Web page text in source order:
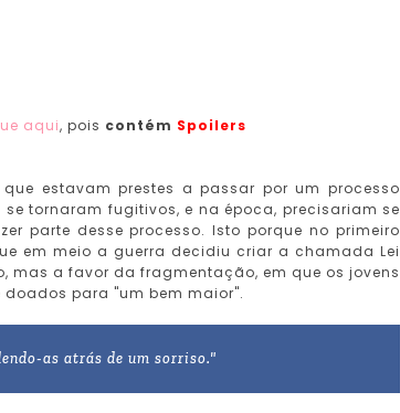
aqui, pois contém Spoilers
estavam prestes a passar por um processo
tornaram fugitivos, e na época, precisariam se
parte desse processo. Isto porque no primeiro
em meio a guerra decidiu criar a chamada Lei
mas a favor da fragmentação, em que os jovens
para "um bem maior".
as atrás de um sorriso."